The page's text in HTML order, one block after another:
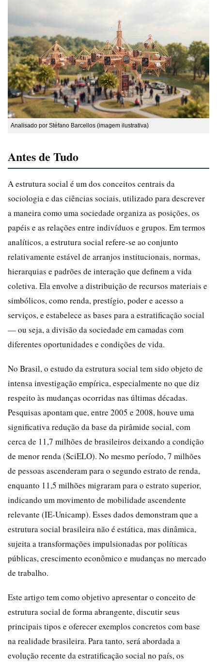
Analisado por Stéfano Barcellos (imagem ilustrativa)
Antes de Tudo
A estrutura social é um dos conceitos centrais da
sociologia e das ciências sociais, utilizado para descrever
a maneira como uma sociedade organiza as posições, os
papéis e as relações entre indivíduos e grupos. Em termos
analíticos, a estrutura social refere-se ao conjunto
relativamente estável de arranjos institucionais, normas,
hierarquias e padrões de interação que definem a vida
coletiva. Ela envolve a distribuição de recursos materiais e
simbólicos, como renda, prestígio, poder e acesso a
serviços, e estabelece as bases para a estratificação social
— ou seja, a divisão da sociedade em camadas com
diferentes oportunidades e condições de vida.
No Brasil, o estudo da estrutura social tem sido objeto de
intensa investigação empírica, especialmente no que diz
respeito às mudanças ocorridas nas últimas décadas.
Pesquisas apontam que, entre 2005 e 2008, houve uma
significativa redução da base da pirâmide social, com
cerca de 11,7 milhões de brasileiros deixando a condição
de menor renda (SciELO). No mesmo período, 7 milhões
de pessoas ascenderam para o segundo estrato de renda,
enquanto 11,5 milhões migraram para o estrato superior,
indicando um movimento de mobilidade ascendente
relevante (IE-Unicamp). Esses dados demonstram que a
estrutura social brasileira não é estática, mas dinâmica,
sujeita a transformações impulsionadas por políticas
públicas, crescimento econômico e mudanças no mercado
de trabalho.
Este artigo tem como objetivo apresentar o conceito de
estrutura social de forma abrangente, discutir seus
principais tipos e oferecer exemplos concretos com base
na realidade brasileira. Para tanto, será abordada a
evolução recente da estratificação social no país, os